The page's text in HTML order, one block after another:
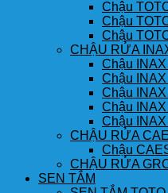
Chậu
Chậu
Chậu
CHẬU RỬA
Chậu
Chậu
Chậu
Chậu
Chậu
CHẬU RỬA
Chậu
CHẬU RỬA
SEN TẮM